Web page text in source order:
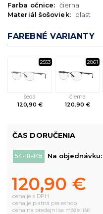
Farba očnice: čierna
Materiál šošoviek:
plast
FAREBNÉ VARIANTY
2553
šedá
120,90 €
2861
čierna
120,90 €
ČAS DORUČENIA
54-18-145 Na
120,90 €
cena je s DPH
cena je platná pre eshop
cena na predajni sa môže líšiť